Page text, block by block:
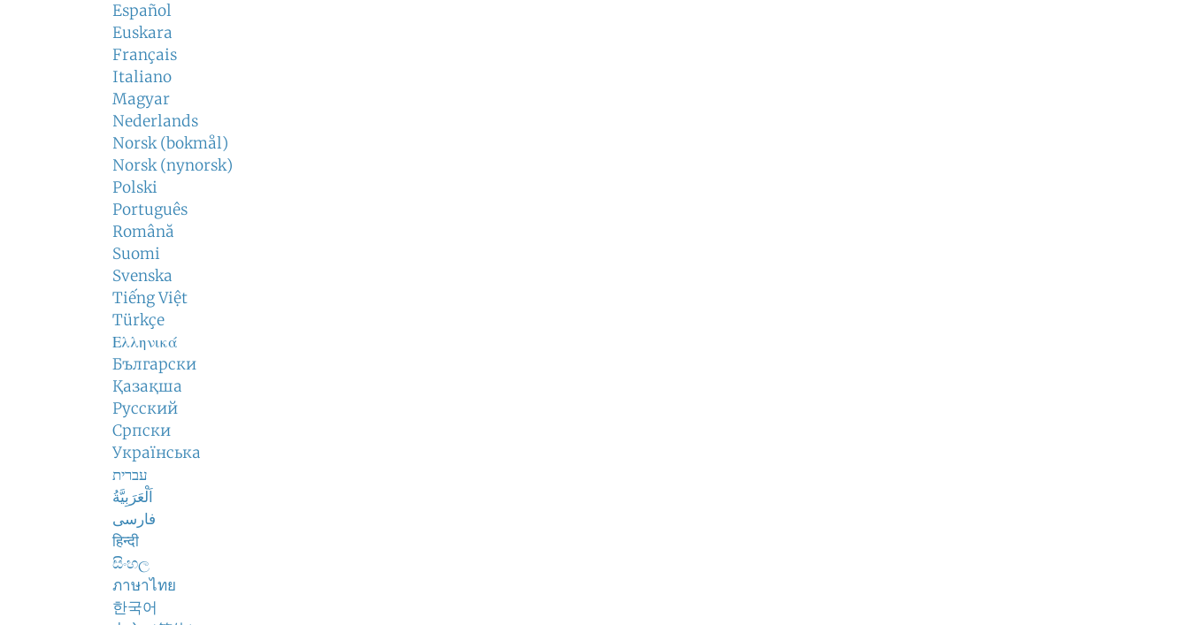
Español
Euskara
Français
Italiano
Magyar
Nederlands
Norsk (bokmål)
Norsk (nynorsk)
Polski
Português
Română
Suomi
Svenska
Tiếng Việt
Türkçe
Ελληνικά
Български
Қазақша
Русский
Српски
Українська
עברית
اَلْعَرَبِيَّةُ
فارسی
हिन्दी
සිංහල
ภาษาไทย
한국어